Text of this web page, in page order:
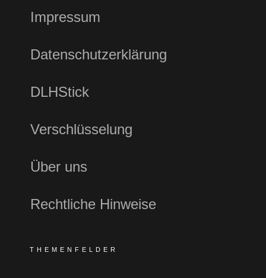
Impressum
Datenschutzerklärung
DLHStick
Verschlüsselung
Über uns
Rechtliche Hinweise
THEMENFELDER